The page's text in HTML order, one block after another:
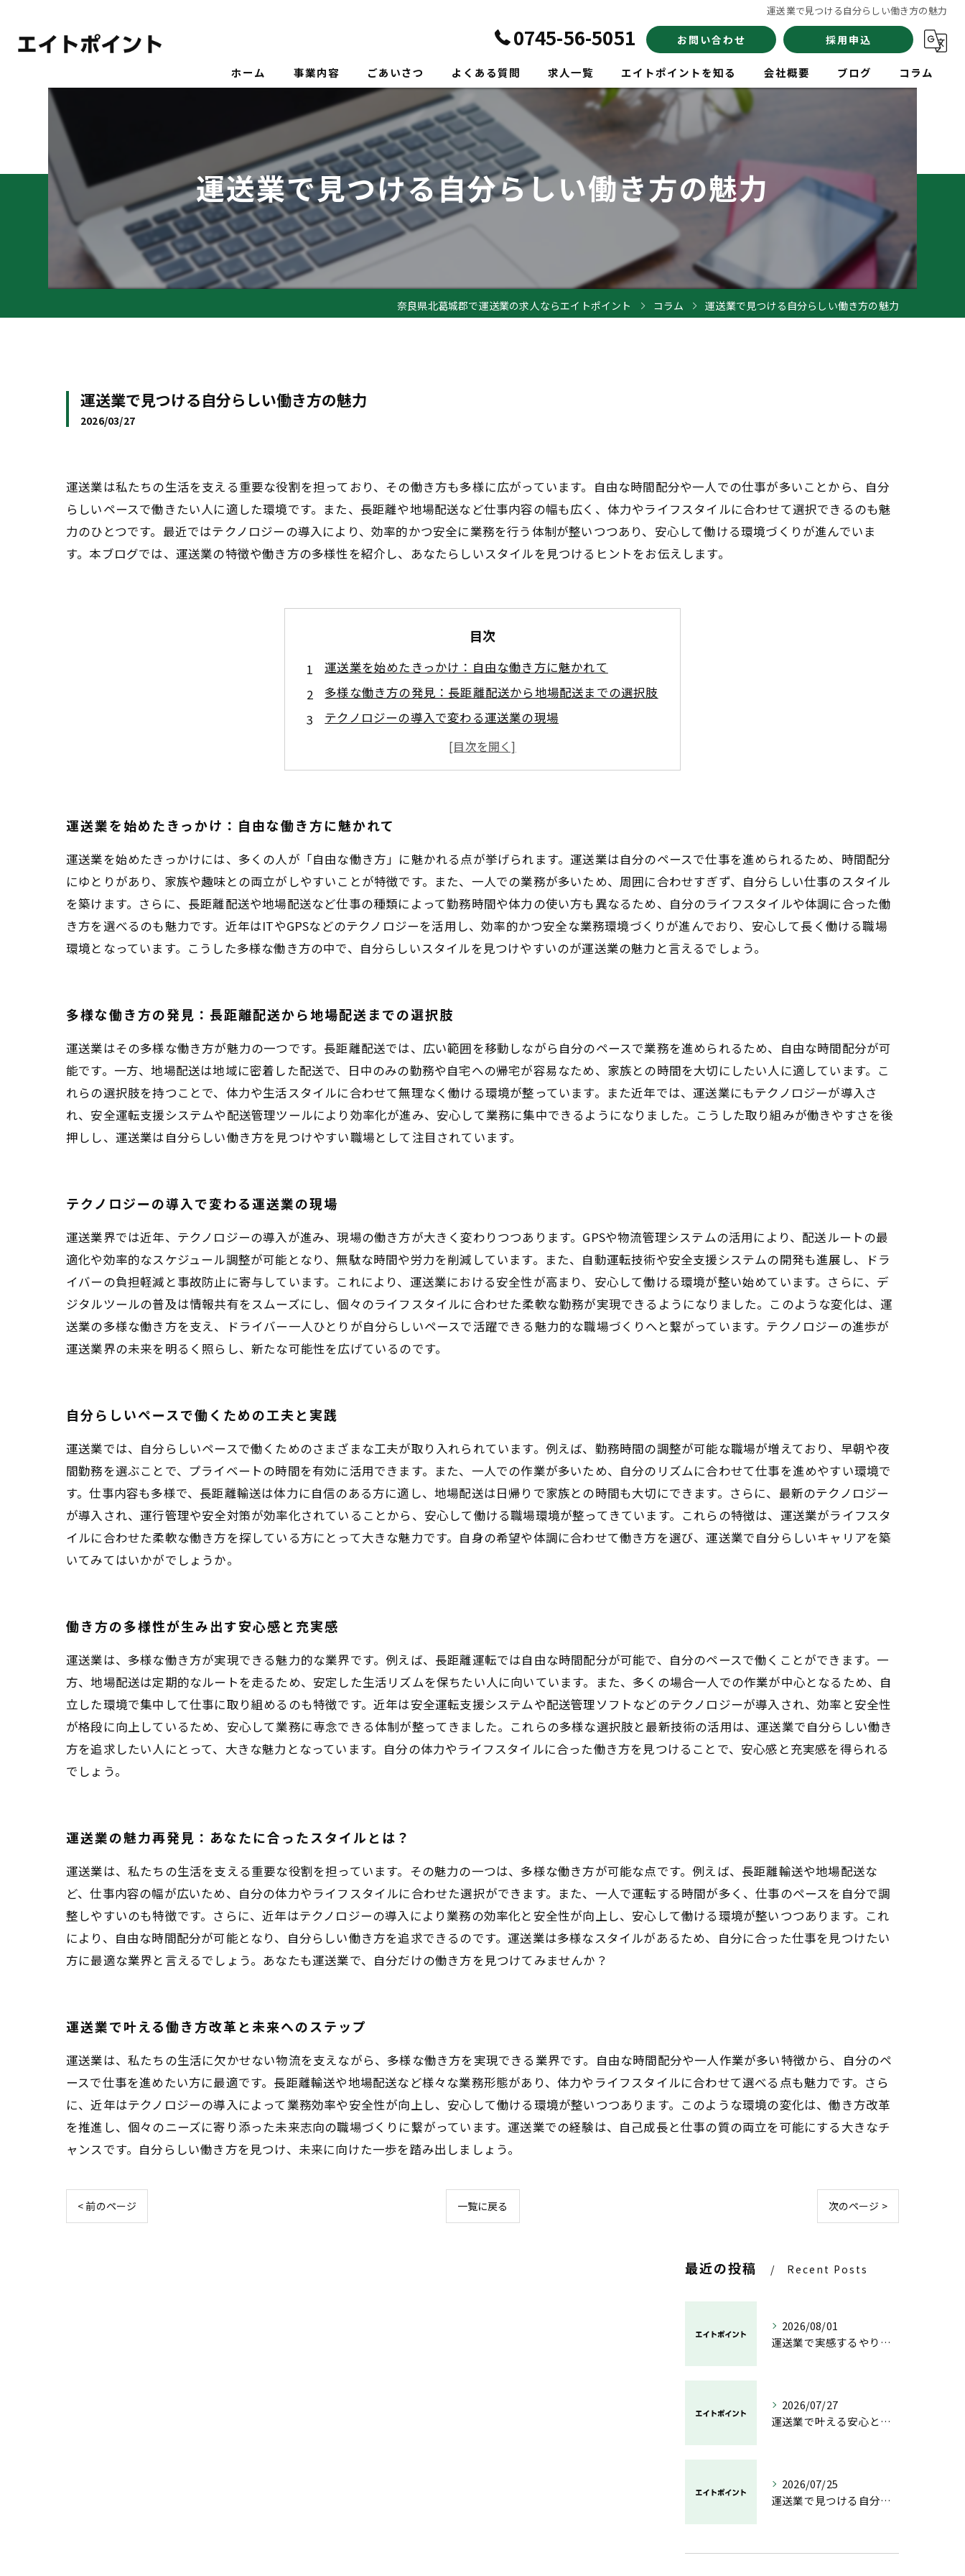
運送業で見つける自分らしい働き方の魅力
0745-56-5051 お問い合わせ 採用申込
ホーム 事業内容 ごあいさつ よくある質問 求人一覧 エイトポイントを知る
正社員
未経験
ドライバー
会社概要 ブログ コラム
運送業で見つける自分らしい働き方の魅力
奈良県北葛城郡で運送業の求人ならエイトポイント コラム 運送業で見つける自分らしい働き方の魅力
運送業で見つける自分らしい働き方の魅力
2026/03/27
運送業は私たちの生活を支える重要な役割を担っており、その働き方も多様に広がっています。自由な時間配分や一人での仕事が多いことから、自分
らしいペースで働きたい人に適した環境です。また、長距離や地場配送など仕事内容の幅も広く、体力やライフスタイルに合わせて選択できるのも魅
力のひとつです。最近ではテクノロジーの導入により、効率的かつ安全に業務を行う体制が整いつつあり、安心して働ける環境づくりが進んでいま
す。本ブログでは、運送業の特徴や働き方の多様性を紹介し、あなたらしいスタイルを見つけるヒントをお伝えします。
目次
運送業を始めたきっかけ：自由な働き方に魅かれて
多様な働き方の発見：長距離配送から地場配送までの選択肢
テクノロジーの導入で変わる運送業の現場
自分らしいペースで働くための工夫と実践
働き方の多様性が生み出す安心感と充実感
運送業で叶える働き方改革と未来へのステップ
運送業を始めたきっかけ：自由な働き方に魅かれて
運送業を始めたきっかけには、多くの人が「自由な働き方」に魅かれる点が挙げられます。運送業は自分のペースで仕事を進められるため、時間配分
にゆとりがあり、家族や趣味との両立がしやすいことが特徴です。また、一人での業務が多いため、周囲に合わせすぎず、自分らしい仕事のスタイル
を築けます。さらに、長距離配送や地場配送など仕事の種類によって勤務時間や体力の使い方も異なるため、自分のライフスタイルや体調に合った働
き方を選べるのも魅力です。近年はITやGPSなどのテクノロジーを活用し、効率的かつ安全な業務環境づくりが進んでおり、安心して長く働ける職場
環境となっています。こうした多様な働き方の中で、自分らしいスタイルを見つけやすいのが運送業の魅力と言えるでしょう。
多様な働き方の発見：長距離配送から地場配送までの選択肢
運送業はその多様な働き方が魅力の一つです。長距離配送では、広い範囲を移動しながら自分のペースで業務を進められるため、自由な時間配分が可
能です。一方、地場配送は地域に密着した配送で、日中のみの勤務や自宅への帰宅が容易なため、家族との時間を大切にしたい人に適しています。こ
れらの選択肢を持つことで、体力や生活スタイルに合わせて無理なく働ける環境が整っています。また近年では、運送業にもテクノロジーが導入さ
れ、安全運転支援システムや配送管理ツールにより効率化が進み、安心して業務に集中できるようになりました。こうした取り組みが働きやすさを後
押しし、運送業は自分らしい働き方を見つけやすい職場として注目されています。
テクノロジーの導入で変わる運送業の現場
運送業界では近年、テクノロジーの導入が進み、現場の働き方が大きく変わりつつあります。GPSや物流管理システムの活用により、配送ルートの最
適化や効率的なスケジュール調整が可能となり、無駄な時間や労力を削減しています。また、自動運転技術や安全支援システムの開発も進展し、ドラ
イバーの負担軽減と事故防止に寄与しています。これにより、運送業における安全性が高まり、安心して働ける環境が整い始めています。さらに、デ
ジタルツールの普及は情報共有をスムーズにし、個々のライフスタイルに合わせた柔軟な勤務が実現できるようになりました。このような変化は、運
送業の多様な働き方を支え、ドライバー一人ひとりが自分らしいペースで活躍できる魅力的な職場づくりへと繋がっています。テクノロジーの進歩が
運送業界の未来を明るく照らし、新たな可能性を広げているのです。
自分らしいペースで働くための工夫と実践
運送業では、自分らしいペースで働くためのさまざまな工夫が取り入れられています。例えば、勤務時間の調整が可能な職場が増えており、早朝や夜
間勤務を選ぶことで、プライベートの時間を有効に活用できます。また、一人での作業が多いため、自分のリズムに合わせて仕事を進めやすい環境で
す。仕事内容も多様で、長距離輸送は体力に自信のある方に適し、地場配送は日帰りで家族との時間も大切にできます。さらに、最新のテクノロジー
が導入され、運行管理や安全対策が効率化されていることから、安心して働ける職場環境が整ってきています。これらの特徴は、運送業がライフスタ
イルに合わせた柔軟な働き方を探している方にとって大きな魅力です。自身の希望や体調に合わせて働き方を選び、運送業で自分らしいキャリアを築
いてみてはいかがでしょうか。
働き方の多様性が生み出す安心感と充実感
運送業は、多様な働き方が実現できる魅力的な業界です。例えば、長距離運転では自由な時間配分が可能で、自分のペースで働くことができます。一
方、地場配送は定期的なルートを走るため、安定した生活リズムを保ちたい人に向いています。また、多くの場合一人での作業が中心となるため、自
立した環境で集中して仕事に取り組めるのも特徴です。近年は安全運転支援システムや配送管理ソフトなどのテクノロジーが導入され、効率と安全性
が格段に向上しているため、安心して業務に専念できる体制が整ってきました。これらの多様な選択肢と最新技術の活用は、運送業で自分らしい働き
方を追求したい人にとって、大きな魅力となっています。自分の体力やライフスタイルに合った働き方を見つけることで、安心感と充実感を得られる
でしょう。
運送業の魅力再発見：あなたに合ったスタイルとは？
運送業は、私たちの生活を支える重要な役割を担っています。その魅力の一つは、多様な働き方が可能な点です。例えば、長距離輸送や地場配送な
ど、仕事内容の幅が広いため、自分の体力やライフスタイルに合わせた選択ができます。また、一人で運転する時間が多く、仕事のペースを自分で調
整しやすいのも特徴です。さらに、近年はテクノロジーの導入により業務の効率化と安全性が向上し、安心して働ける環境が整いつつあります。これ
により、自由な時間配分が可能となり、自分らしい働き方を追求できるのです。運送業は多様なスタイルがあるため、自分に合った仕事を見つけたい
方に最適な業界と言えるでしょう。あなたも運送業で、自分だけの働き方を見つけてみませんか？
運送業で叶える働き方改革と未来へのステップ
運送業は、私たちの生活に欠かせない物流を支えながら、多様な働き方を実現できる業界です。自由な時間配分や一人作業が多い特徴から、自分のペ
ースで仕事を進めたい方に最適です。長距離輸送や地場配送など様々な業務形態があり、体力やライフスタイルに合わせて選べる点も魅力です。さら
に、近年はテクノロジーの導入によって業務効率や安全性が向上し、安心して働ける環境が整いつつあります。このような環境の変化は、働き方改革
を推進し、個々のニーズに寄り添った未来志向の職場づくりに繋がっています。運送業での経験は、自己成長と仕事の質の両立を可能にする大きなチ
ャンスです。自分らしい働き方を見つけ、未来に向けた一歩を踏み出しましょう。
< 前のページ 一覧に戻る 次のページ >
最近の投稿 Recent Posts
2026/08/01
運送業で実感するやりがいと成長の魅力
2026/07/27
運送業で叶える安心と成長のキャリア
2026/07/25
運送業で見つける自分らしい働き方と安定の未来